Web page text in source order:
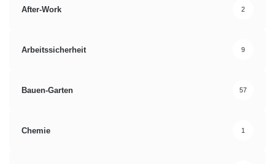
After-Work 2
Arbeitssicherheit 9
Bauen-Garten 57
Chemie 1